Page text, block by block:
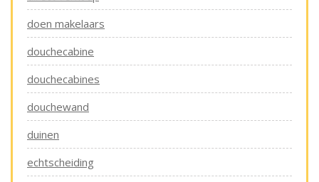
doen makelaars
douchecabine
douchecabines
douchewand
duinen
echtscheiding